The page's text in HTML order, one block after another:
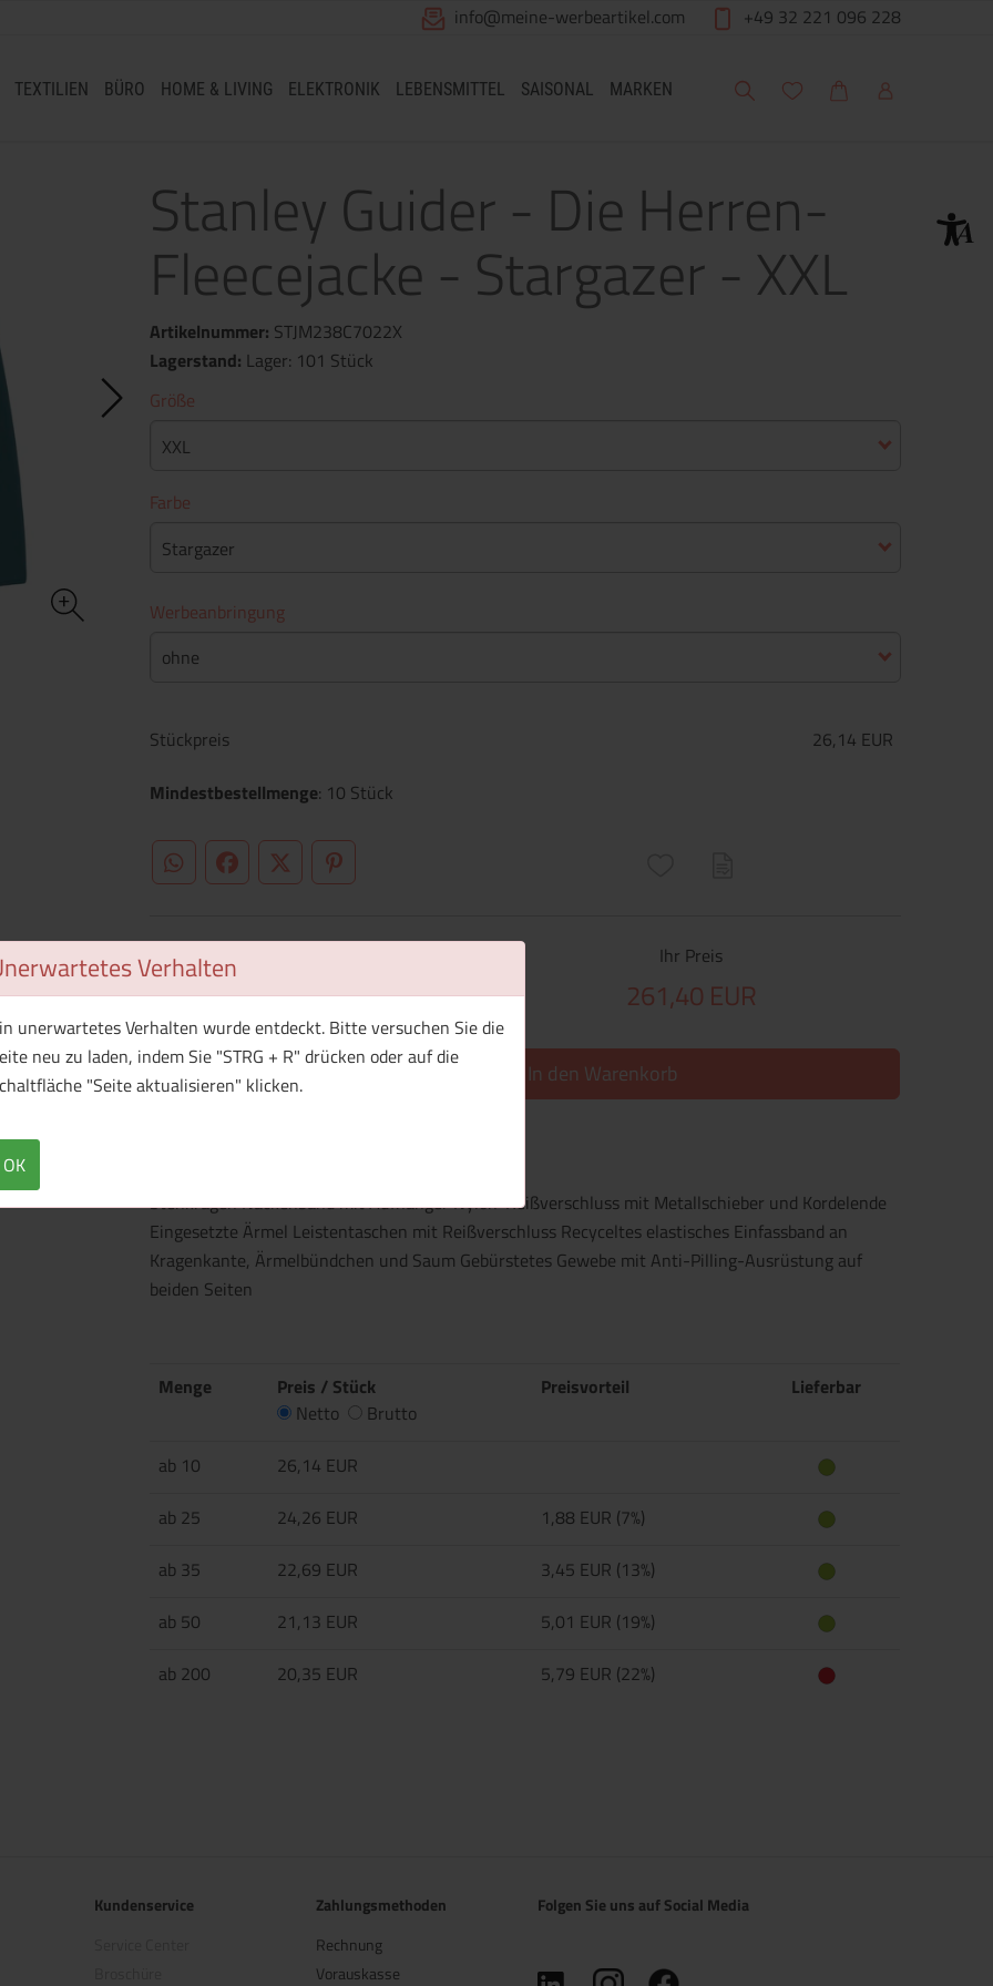
Verhalten
unerwartetes Verhalten wurde entdeckt. Bitte versuchen Sie die
neu zu laden, indem Sie "STRG + R" drücken oder auf die
"Seite aktualisieren" klicken.
OK
info@meine-werbeartikel.com +49 32 221 096 228
TEXTILIEN BÜRO HOME & LIVING ELEKTRONIK LEBENSMITTEL SAISONAL MARKEN Suche Meine Wunschliste
WarenkorbMein Account
Stanley Guider - Die Herren-
Fleecejacke - Stargazer - XXL
Artikelnummer: STJM238C7022X
Lagerstand: Lager: 101 Stück
Größe
XXL
Farbe
Stargazer
Werbeanbringung
ohne
Stückpreis
26,14 EUR
Mindestbestellmenge: 10 Stück
WhatsApp (#[creator\plugin\share\core\structs\SocialSharingServiceSettings]:only_chrome#)
FacebookTwitter (#[creator\plugin\share\core\structs\SocialSharingServiceSettings]:formaly_twitter#)
Pinterest
Ihr Preis
261,40 EUR
In den Warenkorb
Stehkragen Nackenband mit Aufhänger Nylon-Reißverschluss mit Metallschieber und Kordelende
Eingesetzte Ärmel Leistentaschen mit Reißverschluss Recyceltes elastisches Einfassband an
Kragenkante, Ärmelbündchen und Saum Gebürstetes Gewebe mit Anti-Pilling-Ausrüstung auf
beiden Seiten
Menge
Preis / Stück
Netto
Brutto
Preisvorteil Lieferbar
ab 10
26,14 EUR
ab 25
24,26 EUR
1,88 EUR (7%)
ab 35
22,69 EUR
3,45 EUR (13%)
ab 50
21,13 EUR
5,01 EUR (19%)
ab 200
20,35 EUR 5,79 EUR (22%)
Kundenservice
Zahlungsmethoden
Rechnung
Vorauskasse
Folgen Sie uns auf Social Media
(öffnet in neuem Tab)
(öffnet in neuem Tab)